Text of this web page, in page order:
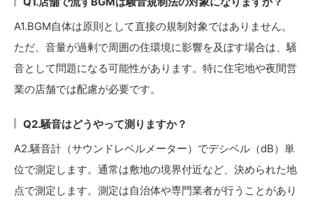
A1.BGM自体は原則として直接の規制対象ではありません。
ただ、音量が過剰で周囲の住環境に影響を及ぼす場合は、騒
音として問題になる可能性があります。特に住宅地や夜間営
業の店舗では配慮が必要です。
Q2.騒音はどうやって測りますか？
A2.騒音計（サウンドレベルメーター）でデシベル（dB）単
位で測定します。通常は敷地の境界付近など、決められた地
点で測定します。測定は自治体や専門業者が行うことがあり